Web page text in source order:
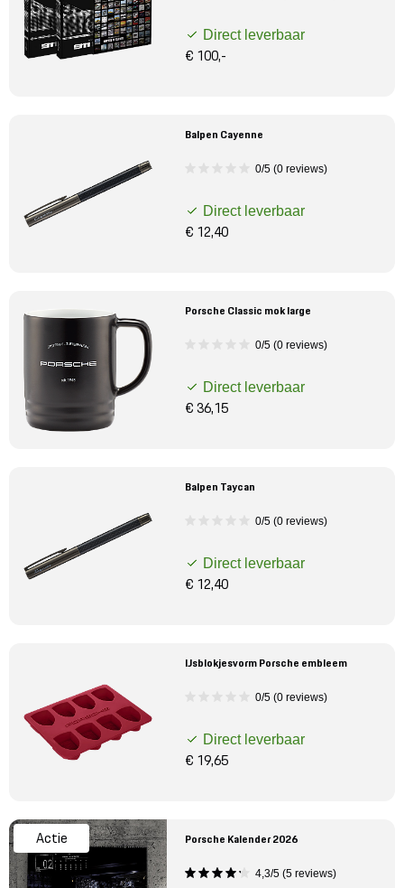
Direct leverbaar
€ 100,-
Balpen Cayenne
0/5 (0 reviews)
Direct leverbaar
€ 12,40
Porsche Classic mok large
0/5 (0 reviews)
Direct leverbaar
€ 36,15
Balpen Taycan
0/5 (0 reviews)
Direct leverbaar
€ 12,40
IJsblokjesvorm Porsche embleem
0/5 (0 reviews)
Direct leverbaar
€ 19,65
Actie Porsche Kalender 2026
4,3/5 (5 reviews)